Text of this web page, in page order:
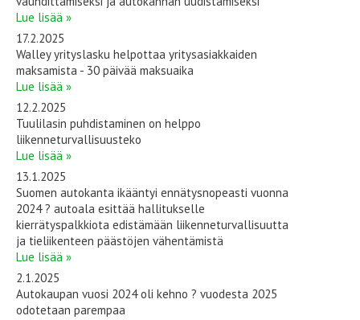
Lue lisää »
17.2.2025
Walley yrityslasku helpottaa yritysasiakkaiden
maksamista - 30 päivää maksuaika
Lue lisää »
12.2.2025
Tuulilasin puhdistaminen on helppo
liikenneturvallisuusteko
Lue lisää »
13.1.2025
Suomen autokanta ikääntyi ennätysnopeasti vuonna
2024 ? autoala esittää hallitukselle
kierrätyspalkkiota edistämään liikenneturvallisuutta
ja tieliikenteen päästöjen vähentämistä
Lue lisää »
2.1.2025
Autokaupan vuosi 2024 oli kehno ? vuodesta 2025
odotetaan parempaa